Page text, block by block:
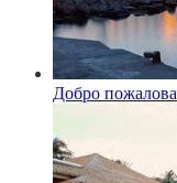
Добро